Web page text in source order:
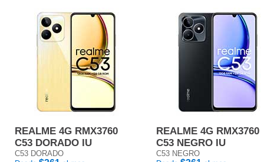
REALME 4G RMX3760
C53 DORADO IU
C53 DORADO
REALME 4G RMX3760
C53 NEGRO IU
C53 NEGRO